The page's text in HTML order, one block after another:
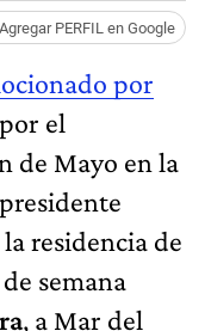
Agregar PERFIL en Google
por
por el
de Mayo en la
la residencia de
semana
, a Mar del